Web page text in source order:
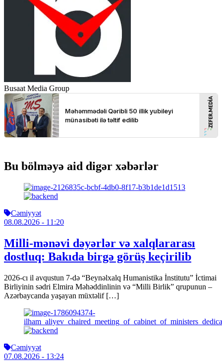
Busaat Media Group
Bu bölməyə aid digər xəbərlər
Cəmiyyət
08.08.2026 - 11:20
Milli-mənəvi dəyərlər və xalqlararası
dostluq: Bakıda birgə görüş keçirilib
2026-cı il avqustun 7-də “Beynəlxalq Humanistika İnstitutu” İctimai
Birliyinin sədri Elmira Məhəddinlinin və “Milli Birlik” qrupunun –
Azərbaycanda yaşayan müxtəlif […]
Cəmiyyət
07.08.2026 - 13:24